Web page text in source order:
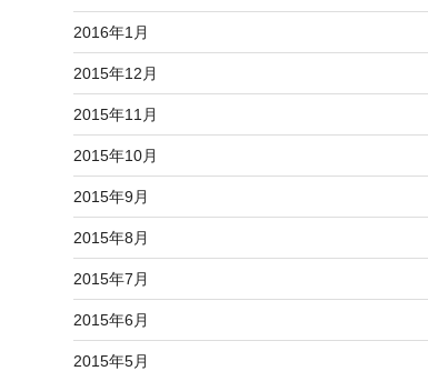
2016年1月
2015年12月
2015年11月
2015年10月
2015年9月
2015年8月
2015年7月
2015年6月
2015年5月